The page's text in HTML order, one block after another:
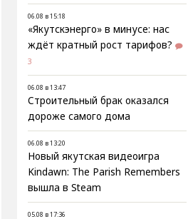
06.08 в 15:18
«Якутскэнерго» в минусе: нас
ждёт кратный рост тарифов?
3
06.08 в 13:47
Строительный брак оказался
дороже самого дома
06.08 в 13:20
Новый якутская видеоигра
Kindawn: The Parish Remembers
вышла в Steam
05.08 в 17:36